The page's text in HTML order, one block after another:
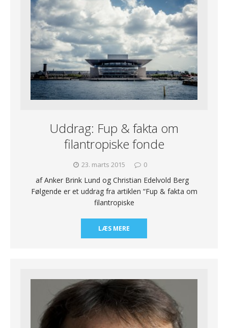
Uddrag: Fup & fakta om
filantropiske fonde
23. marts 2015 0
af Anker Brink Lund og Christian Edelvold Berg
Følgende er et uddrag fra artiklen “Fup & fakta om
filantropiske
LÆS MERE